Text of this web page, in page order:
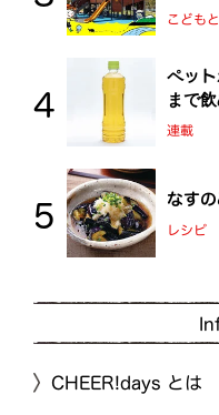
おと
こども
ペッ
まで
連載
なす
レシピ
CHEER!days とは